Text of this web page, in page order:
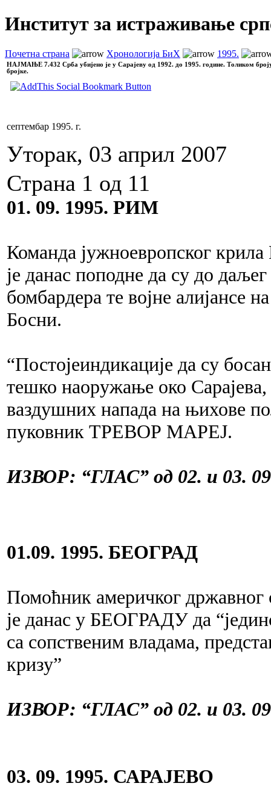
Институт за истраживање
Почетна страна Хронологија БиХ 1995.
НАЈМАЊЕ 7.432 Срба убијено је у Сарајеву од 1992. до 1995. године. Толиком
бројке.
септембар 1995. г.
Уторак, 03 април 2007
Страна 1 од 11
01. 09. 1995. РИМ
Команда јужноевропског
је данас поподне да су до
бомбардера те војне алијансе
Босни.
“Постојеиндикације да су
тешко наоружање око Сарајева,
ваздушних напада на њихове
пуковник ТРЕВОР МАРЕЈ.
ИЗВОР: “ГЛАС” од 02. и 03.
01.09. 1995. БЕОГРАД
Помоћник америчког
је данас у БЕОГРАДУ да
са сопственим владама,
кризу”
ИЗВОР: “ГЛАС” од 02. и 03.
03. 09. 1995. САРАЈЕВО